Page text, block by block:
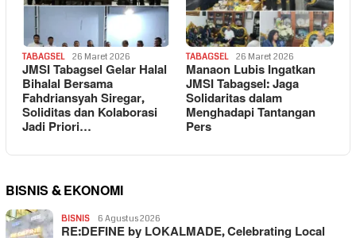
TABAGSEL 26 Maret 2026
JMSI Tabagsel Gelar Halal
Bihalal Bersama
Fahdriansyah Siregar,
Soliditas dan Kolaborasi
Jadi Priori…
TABAGSEL 26 Maret 2026
Manaon Lubis Ingatkan
JMSI Tabagsel: Jaga
Solidaritas dalam
Menghadapi Tantangan
Pers
BISNIS & EKONOMI
BISNIS 6 Agustus 2026
RE:DEFINE by LOKALMADE, Celebrating Local